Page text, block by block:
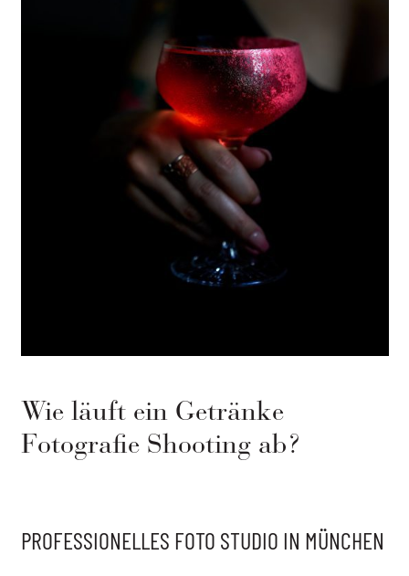
Wie läuft ein Getränke
Fotografie Shooting ab?
PROFESSIONELLES FOTO STUDIO IN MÜNCHEN